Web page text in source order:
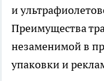
и
Преимущества
незаменимой в
упаковки и